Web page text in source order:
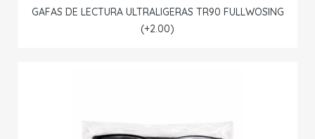
GAFAS DE LECTURA ULTRALIGERAS TR90 FULLWOSING
(+2.00)